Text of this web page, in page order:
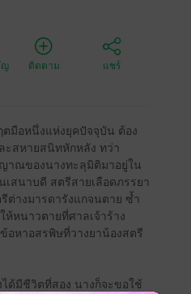
ญ ติดตาม แชร์
ตมือหนึ่งแห่งยุคปัจจุบัน ต้อง
ะสหายสนิทหักหลัง ทว่า
าณของนางทะลุมิติมาอยู่ใน
สนาบดี สตรีสายเลือดภรรยา
ต่างมารดารังแกจนตาย ซ้ำ
ห้หนาวตายที่ศาลเจ้าร้าง
อหาอสรพิษที่วางยาน้องสตรี
ด้มีชีวิตที่สอง นางก็จะขอใช้